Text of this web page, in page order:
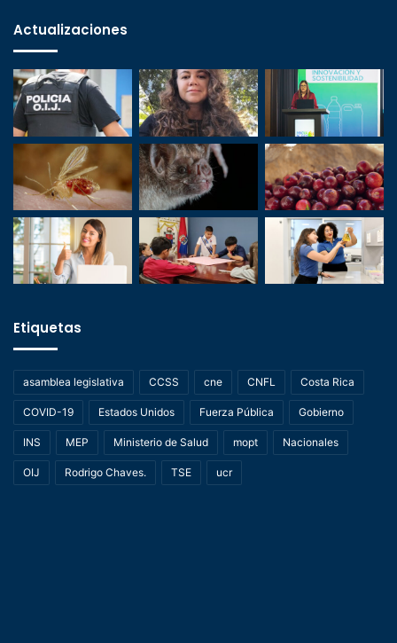
Actualizaciones
Etiquetas
asamblea legislativa CCSS cne CNFL Costa Rica
COVID-19 Estados Unidos Fuerza Pública Gobierno
INS MEP Ministerio de Salud mopt Nacionales
OIJ Rodrigo Chaves. TSE ucr